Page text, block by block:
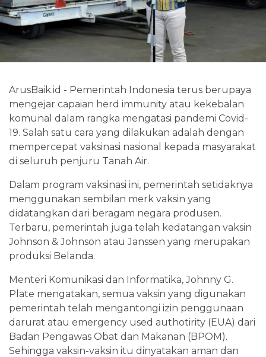
ArusBaik.id - Pemerintah Indonesia terus berupaya
mengejar capaian herd immunity atau kekebalan
komunal dalam rangka mengatasi pandemi Covid-
19. Salah satu cara yang dilakukan adalah dengan
mempercepat vaksinasi nasional kepada masyarakat
di seluruh penjuru Tanah Air.
Dalam program vaksinasi ini, pemerintah setidaknya
menggunakan sembilan merk vaksin yang
didatangkan dari beragam negara produsen.
Terbaru, pemerintah juga telah kedatangan vaksin
Johnson & Johnson atau Janssen yang merupakan
produksi Belanda.
Menteri Komunikasi dan Informatika, Johnny G.
Plate mengatakan, semua vaksin yang digunakan
pemerintah telah mengantongi izin penggunaan
darurat atau emergency used authotirity (EUA) dari
Badan Pengawas Obat dan Makanan (BPOM).
Sehingga vaksin-vaksin itu dinyatakan aman dan